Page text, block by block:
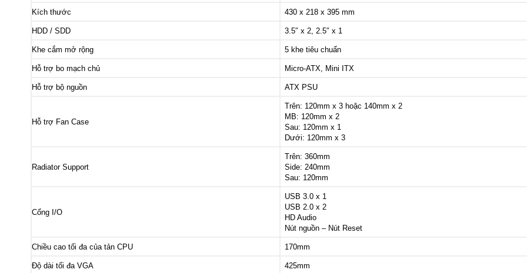
Kích thước 430 x 218 x 395 mm
HDD / SDD 3.5″ x 2, 2.5″ x 1
Khe cắm mở rộng 5 khe tiêu chuẩn
Hỗ trợ bo mạch chủ Micro-ATX, Mini ITX
Hỗ trợ bộ nguồn ATX PSU
Hỗ trợ Fan Case
Trên: 120mm x 3 hoặc 140mm x 2
MB: 120mm x 2
Sau: 120mm x 1
Dưới: 120mm x 3
Radiator Support
Trên: 360mm
Side: 240mm
Sau: 120mm
Cổng I/O
USB 3.0 x 1
USB 2.0 x 2
HD Audio
Nút nguồn – Nút Reset
Chiều cao tối đa của tản CPU 170mm
Độ dài tối đa VGA 425mm